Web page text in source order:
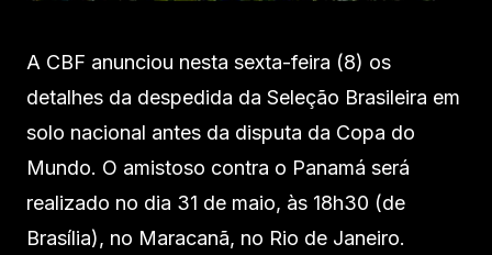
A CBF anunciou nesta sexta-feira (8) os
detalhes da despedida da Seleção Brasileira em
solo nacional antes da disputa da Copa do
Mundo. O amistoso contra o Panamá será
realizado no dia 31 de maio, às 18h30 (de
Brasília), no Maracanã, no Rio de Janeiro.